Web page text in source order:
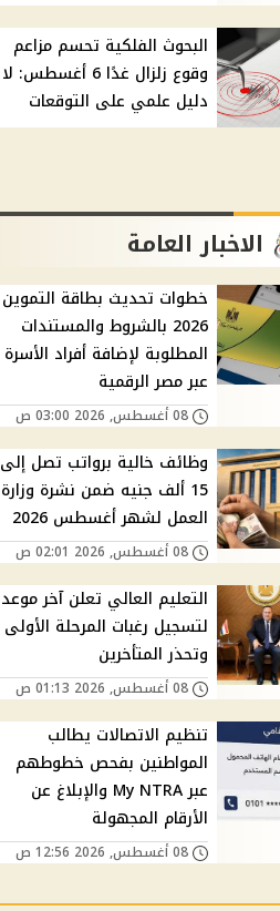
البحوث الفلكية تحسم مزاعم
وقوع زلزال غدًا 6 أغسطس: لا
دليل علمي على التوقعات
الاخبار العامة
خطوات تحديث بطاقة التموين
2026 بالشروط والمستندات
المطلوبة لإضافة أفراد الأسرة
عبر مصر الرقمية
08 أغسطس, 2026 03:00 ص
وظائف خالية برواتب تصل إلى
15 ألف جنيه ضمن نشرة وزارة
العمل لشهر أغسطس 2026
08 أغسطس, 2026 02:01 ص
التعليم العالي تعلن آخر موعد
لتسجيل رغبات المرحلة الأولى
وتحذر المتأخرين
08 أغسطس, 2026 01:13 ص
تنظيم الاتصالات يطالب
المواطنين بفحص خطوطهم
عبر My NTRA والإبلاغ عن
الأرقام المجهولة
08 أغسطس, 2026 12:56 ص